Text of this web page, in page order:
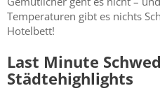
Temperaturen gibt es nichts
Hotelbett!
Last Minute
Städtehighlights